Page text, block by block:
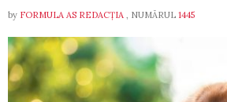
by FORMULA AS REDACȚIA , NUMĂRUL 1445